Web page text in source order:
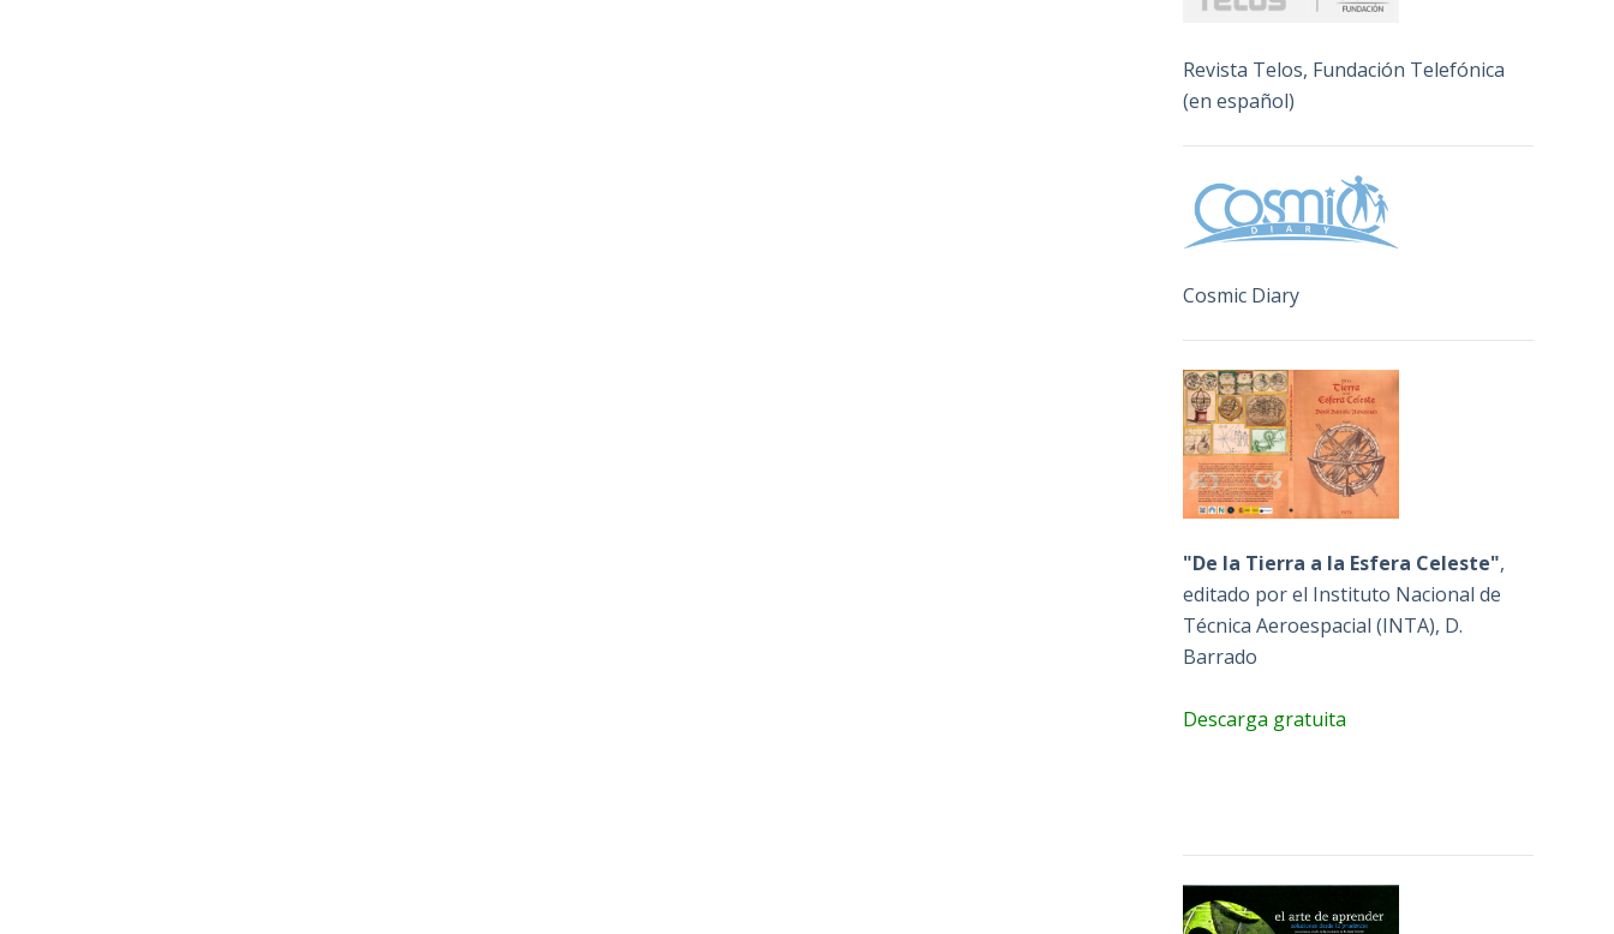
Revista Telos, Fundación Telefónica
(en español)
Cosmic Diary
"De la Tierra a la Esfera Celeste",
editado por el Instituto Nacional de
Técnica Aeroespacial (INTA), D.
Barrado
Descarga gratuita